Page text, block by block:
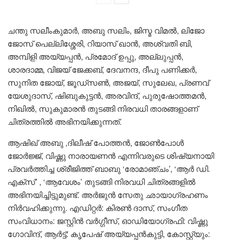
ചന്തു സലീംകുമാര്‍, അബു സലിം, ജിസ്മ വിമല്‍, ലിജോ
ജോസ് പെല്ലിശ്ശേരി, റിയാസ് ഖാന്‍, അശ്വതി ബി,
അമ്പിളി അയ്യപ്പന്‍, പ്രമോദ് ഉപ്പു, അല്ലുപ്പന്‍,
ശാരദാമ്മ, വിജയ് ജേക്കബ്, ദേവനന്ദ, ദീപു പണിക്കര്‍,
സുനിത ജോയ്, ജൂഡ്‌സണ്‍, അജയ്, സുലേഖ, പ്രണവ്
യേശുദാസ്, ഷിബുകുട്ടന്‍, അരവിന്ദ്, പുരുഷോത്തമന്‍,
നിഖില്‍, സുകുമാരന്‍ തുടങ്ങി നിരവധി താരങ്ങളാണ്
ചിത്രത്തില്‍ അഭിനയിക്കുന്നത്.
ആഷിഖ് അബു ,ദിലീഷ് പോത്തന്‍, ജോണ്‍പോള്‍
ജോര്‍ജ്ജ്, വിഷ്ണു നാരായണന്‍ എന്നിവരുടെ ശിഷ്യനായി
പ്രവര്‍ത്തിച്ച ശ്രീജിത്ത് ബാബു ‘രോമാഞ്ചം’, ‘ആര്‍ ഡി.
എക്‌സ്’ , ‘ആവേശം’ തുടങ്ങി നിരവധി ചിത്രങ്ങളില്‍
അഭിനയിച്ചിട്ടുമുണ്ട്. അര്‍ജുന്‍ സേതു ഛായാഗ്രഹണം
നിര്‍വഹിക്കുന്നു. എഡിറ്റര്‍: കിരണ്‍ ദാസ്, സംഗീത
സംവിധാനം: ജസ്റ്റിന്‍ വര്‍ഗ്ഗീസ്, ഓഡിയോഗ്രഫി: വിഷ്ണു
ഗോവിന്ദ്, ആര്‍ട്ട്: കൃപേഷ് അയ്യപ്പന്‍കുട്ടി, കോസ്റ്റ്യും: